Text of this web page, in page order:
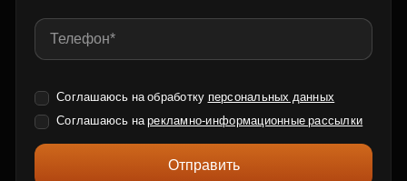
Соглашаюсь на обработку персональных данных
Соглашаюсь нарекламно-информационные рассылки
Отправить